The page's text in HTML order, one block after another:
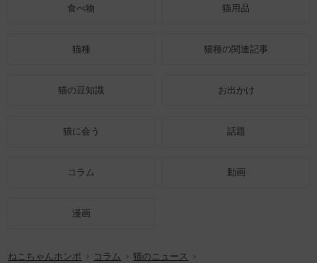
食べ物 猫用品
猫種 猫種の関連記事
猫の豆知識 お出かけ
猫に会う 話題
コラム 動画
漫画
ねこちゃんホンポ コラム
猫のニュース